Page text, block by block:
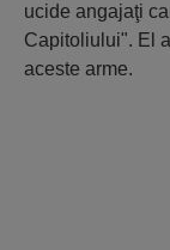
ucide angajaţi
Capitoliului". El
aceste arme.